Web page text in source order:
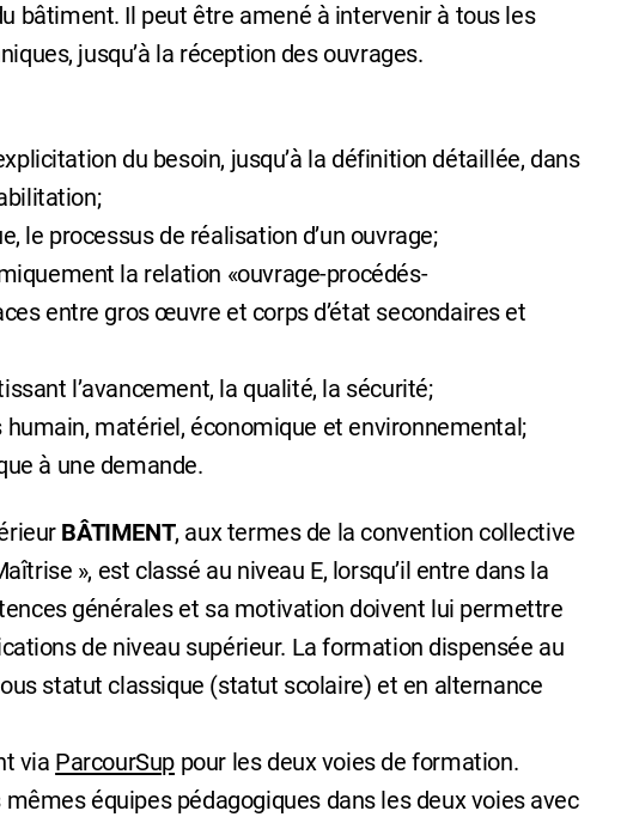
bâtiment. Il peut être amené à intervenir à tous les
jusqu’à la réception des ouvrages.
du besoin, jusqu’à la définition détaillée, dans
le processus de réalisation d’un ouvrage;
la relation «ouvrage-procédés-
entre gros œuvre et corps d’état secondaires et
l’avancement, la qualité, la sécurité;
matériel, économique et environnemental;
à une demande.
BÂTIMENT, aux termes de la convention collective
», est classé au niveau E, lorsqu’il entre dans la
générales et sa motivation doivent lui permettre
de niveau supérieur. La formation dispensée au
statut classique (statut scolaire) et en alternance
via ParcourSup pour les deux voies de formation.
équipes pédagogiques dans les deux voies avec